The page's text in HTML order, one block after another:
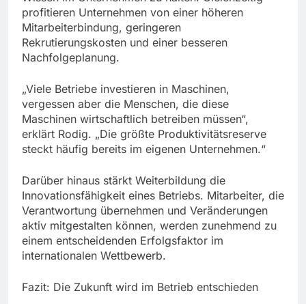
profitieren Unternehmen von einer höheren
Mitarbeiterbindung, geringeren
Rekrutierungskosten und einer besseren
Nachfolgeplanung.
„Viele Betriebe investieren in Maschinen,
vergessen aber die Menschen, die diese
Maschinen wirtschaftlich betreiben müssen“,
erklärt Rodig. „Die größte Produktivitätsreserve
steckt häufig bereits im eigenen Unternehmen.“
Darüber hinaus stärkt Weiterbildung die
Innovationsfähigkeit eines Betriebs. Mitarbeiter, die
Verantwortung übernehmen und Veränderungen
aktiv mitgestalten können, werden zunehmend zu
einem entscheidenden Erfolgsfaktor im
internationalen Wettbewerb.
Fazit: Die Zukunft wird im Betrieb entschieden